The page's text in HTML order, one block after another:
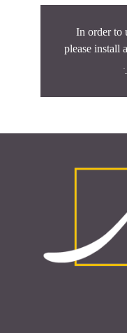
In order to
please install
.